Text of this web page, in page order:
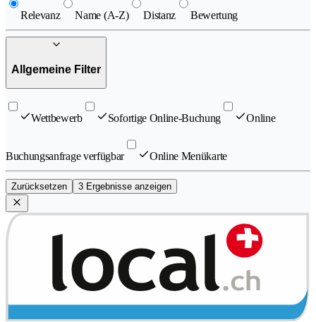
Relevanz Name (A-Z) Distanz Bewertung
Allgemeine Filter
Wettbewerb Sofortige Online-Buchung Online
Buchungsanfrage verfügbar Online Menükarte
Zurücksetzen 3 Ergebnisse anzeigen